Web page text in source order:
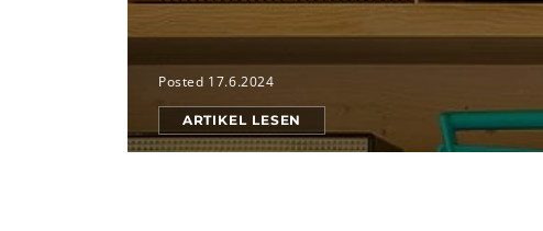
ARTIKEL LESEN
Posted 17.6.2024